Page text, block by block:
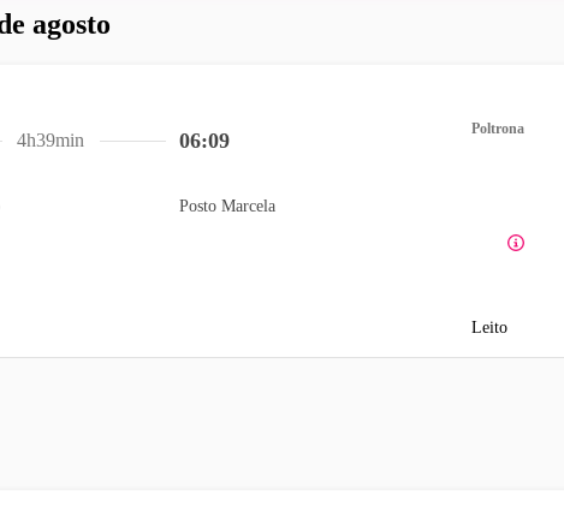
agosto
06:09
Posto Marcela
4h39min
Poltrona
Leito